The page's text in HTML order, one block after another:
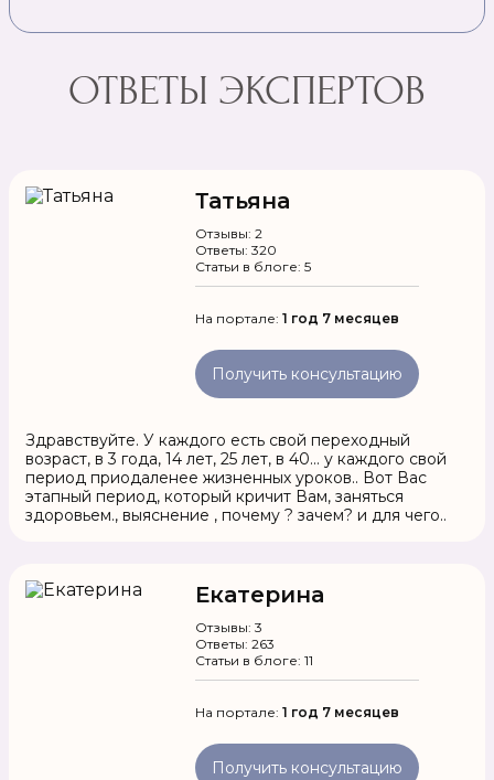
ОТВЕТЫ ЭКСПЕРТОВ
Татьяна
Отзывы: 2
Ответы: 320
Статьи в блоге: 5
На портале: 1 год 7 месяцев
Получить консультацию
Здравствуйте. У каждого есть свой переходный
возраст, в 3 года, 14 лет, 25 лет, в 40... у каждого свой
период приодаленее жизненных уроков.. Вот Вас
этапный период, который кричит Вам, заняться
здоровьем., выяснение , почему ? зачем? и для чего..
Екатерина
Отзывы: 3
Ответы: 263
Статьи в блоге: 11
На портале: 1 год 7 месяцев
Получить консультацию